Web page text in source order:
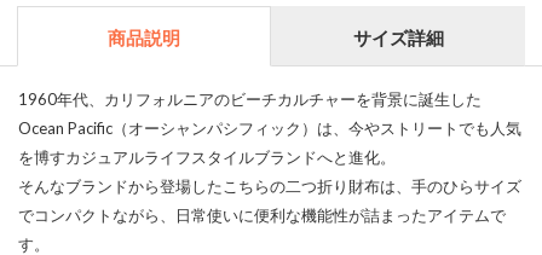
商品説明 サイズ詳細
1960年代、カリフォルニアのビーチカルチャーを背景に誕生した
Ocean Pacific（オーシャンパシフィック）は、今やストリートでも人気
を博すカジュアルライフスタイルブランドへと進化。
そんなブランドから登場したこちらの二つ折り財布は、手のひらサイズ
でコンパクトながら、日常使いに便利な機能性が詰まったアイテムで
す。